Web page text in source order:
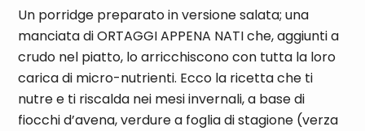
Un porridge preparato in versione salata; una
manciata di ORTAGGI APPENA NATI che, aggiunti a
crudo nel piatto, lo arricchiscono con tutta la loro
carica di micro-nutrienti. Ecco la ricetta che ti
nutre e ti riscalda nei mesi invernali, a base di
fiocchi d’avena, verdure a foglia di stagione (verza